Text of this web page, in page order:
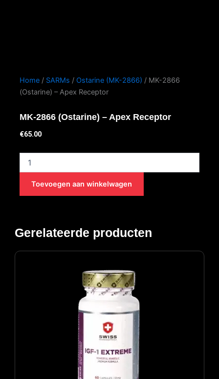
Home / SARMs / Ostarine (MK-2866) / MK-2866
(Ostarine) – Apex Receptor
MK-2866 (Ostarine) – Apex Receptor
€65.00
2866
Apex
Toevoegen aan winkelwagen
Gerelateerde producten